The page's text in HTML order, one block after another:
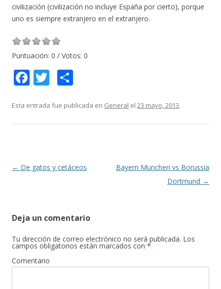
civilización (civilización no incluye España por cierto), porque
uno es siempre extranjero en el extranjero.
Puntuación: 0 / Votos: 0
F
e
k
T
itt m
r
Esta entrada fue publicada en General el 23 mayo, 2013.
Navegación
← De gatos y cetáceos
Bayern München vs Borussia
Dortmund →
Deja un comentario
Tu dirección de correo electrónico no será publicada. Los
campos obligatorios están marcados con *
Comentario